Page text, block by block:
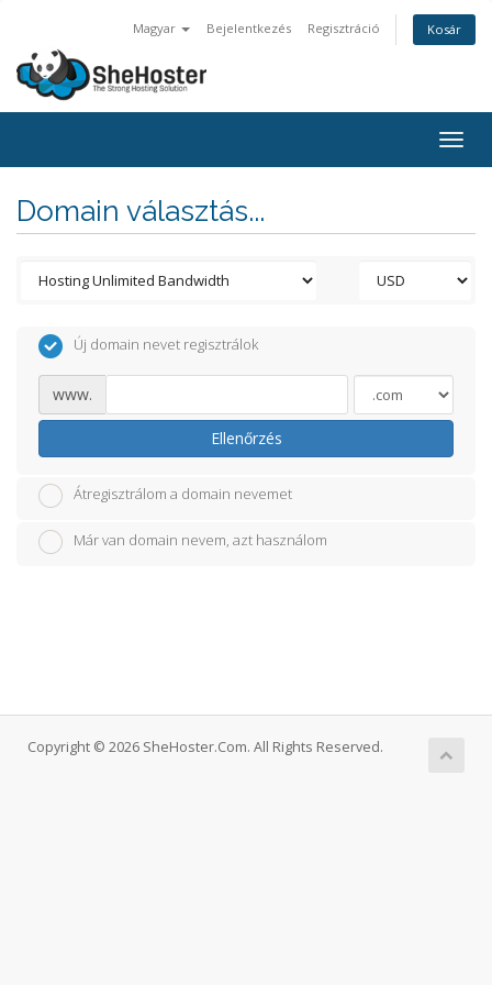
Magyar Bejelentkezés Regisztráció Kosár
Domain választás...
Új domain nevet regisztrálok
www.
Ellenőrzés
Átregisztrálom a domain nevemet
Már van domain nevem, azt használom
Copyright © 2026 SheHoster.Com. All Rights Reserved.